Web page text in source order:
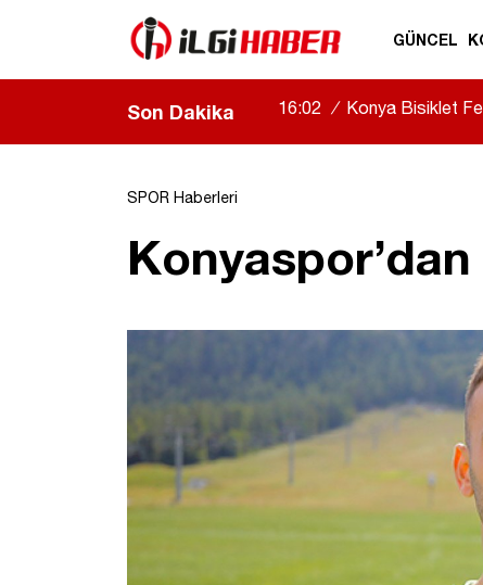
GÜNCEL
Son Dakika 16:02 / Konya Bisiklet
SPOR Haberleri